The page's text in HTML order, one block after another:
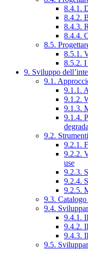
8.4.1.
8.4.2.
8.4.3.
8.4.4.
8.5.
8.5.1.
8.5.2.
9. Sviluppo
9.1.
9.1.1.
9.1.2.
9.1.3.
9.1.4.
9.2.
9.2.1.
9.2.2.
use
9.2.3.
9.2.4.
9.2.5.
9.3.
9.4.
9.4.1.
9.4.2.
9.4.3.
9.5.